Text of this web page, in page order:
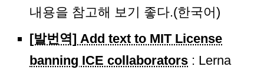
내용을 참고해 보기 좋다.(한국어)
[발번역] Add text to MIT License
banning ICE collaborators : Lerna